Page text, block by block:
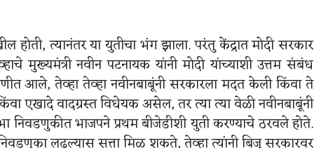
त्यानंतर या युतीचा भंग झाला. परंतु केंद्रात मोदी सरकार
नवीन पटनायक यांनी मोदी यांच्याशी उत्तम संबंध
आले, तेव्हा तेव्हा नवीनबाबूंनी सरकारला मदत केली किंवा ते
एखादे वादग्रस्त विधेयक असेल, तर त्या त्या वेळी नवीनबाबूंनी
निवडणुकीत भाजपने प्रथम बीजेडीशी युती करण्याचे ठरवले होते.